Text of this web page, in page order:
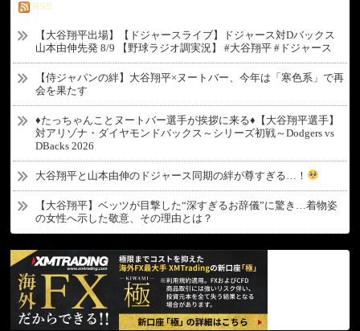
RSS
【大谷翔平出場】【ドジャースライブ】ドジャース対Dバックス
山本由伸先発 8/9 【野球ラジオ調実況】 #大谷翔平 #ドジャース
【侍ジャパンの絆】大谷翔平×ヌートバー、今年は「寒色系」で再
会を果たす
♦たっちゃんことヌートバー選手が挨拶に来る♦【大谷翔平選手】
対アリゾナ・ダイヤモンドバックス～シリーズ初戦～Dodgers vs
DBacks 2026
大谷翔平と山本由伸のドジャース同期の絆が尊すぎる…！
【大谷翔平】ベッツが目撃した“深すぎるお辞儀”に驚き…着物姿
の女性へ示した敬意、その理由とは？